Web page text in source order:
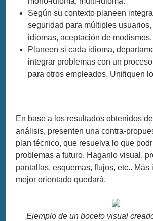
Según su contexto planeen
seguridad para múltiples
idiomas, aceptación de modismos.
Planeen si cada idioma,
integrar problemas con un
para otros empleados. Unifiquen
En base a los resultados obtenidos
análisis, presenten una contra-
plan técnico, que resuelva lo que
problemas a futuro. Haganlo visual,
pantallas, esquemas, flujos, etc.. Más
mejor orientado quedará.
Ejemplo de un boceto visual